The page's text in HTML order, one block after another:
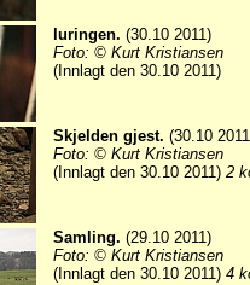
luringen. (30.10 2011)
Foto: © Kurt Kristiansen
(Innlagt den 30.10 2011)
Skjelden gjest. (30.10
Foto: © Kurt Kristiansen
(Innlagt den 30.10 2011) 2
Samling. (29.10 2011)
Foto: © Kurt Kristiansen
(Innlagt den 30.10 2011) 4